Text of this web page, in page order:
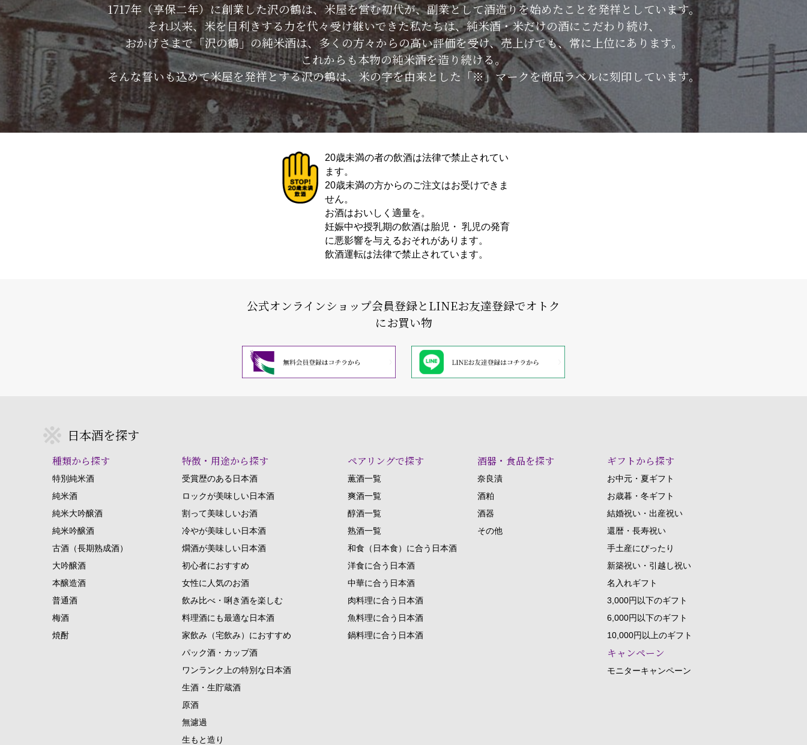
1717年（享保二年）に創業した沢の鶴は、米屋を営む初代が、副業として酒造りを始めたことを発祥としています。
それ以来、米を目利きする力を代々受け継いできた私たちは、純米酒・米だけの酒にこだわり続け、
おかげさまで「沢の鶴」の純米酒は、多くの方々からの高い評価を受け、売上げでも、常に上位にあります。
これからも本物の純米酒を造り続ける。
そんな誓いも込めて米屋を発祥とする沢の鶴は、米の字を由来とした「※」マークを商品ラベルに刻印しています。
20歳未満の者の飲酒は法律で禁止されてい
ます。
20歳未満の方からのご注文はお受けできま
せん。
お酒はおいしく適量を。
妊娠中や授乳期の飲酒は胎児・ 乳児の発育
に悪影響を与えるおそれがあります。
飲酒運転は法律で禁止されています。
公式オンラインショップ会員登録とLINEお友達登録でオトク
にお買い物
日本酒を探す
種類から探す
特別純米酒
純米酒
純米大吟醸酒
純米吟醸酒
古酒（長期熟成酒）
大吟醸酒
本醸造酒
普通酒
梅酒
焼酎
特徴・用途から探す
受賞歴のある日本酒
ロックが美味しい日本酒
割って美味しいお酒
冷やが美味しい日本酒
燗酒が美味しい日本酒
初心者におすすめ
女性に人気のお酒
飲み比べ・唎き酒を楽しむ
料理酒にも最適な日本酒
家飲み（宅飲み）におすすめ
パック酒・カップ酒
ワンランク上の特別な日本酒
生酒・生貯蔵酒
原酒
無濾過
生もと造り
ペアリングで探す
薫酒一覧
爽酒一覧
醇酒一覧
熟酒一覧
和食（日本食）に合う日本酒
洋食に合う日本酒
中華に合う日本酒
肉料理に合う日本酒
魚料理に合う日本酒
鍋料理に合う日本酒
酒器・食品を探す
奈良漬
酒粕
酒器
その他
ギフトから探す
お中元・夏ギフト
お歳暮・冬ギフト
結婚祝い・出産祝い
還暦・長寿祝い
手土産にぴったり
新築祝い・引越し祝い
名入れギフト
3,000円以下のギフト
6,000円以下のギフト
10,000円以上のギフト
キャンペーン
モニターキャンペーン